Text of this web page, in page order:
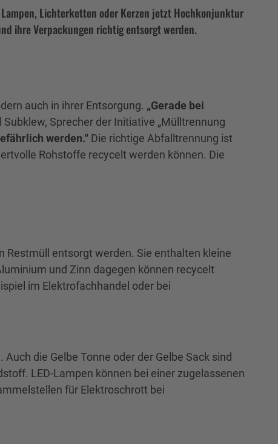
Lichterketten oder Kerzen jetzt Hochkonjunktur
ihre Verpackungen richtig entsorgt werden.
auch in ihrer Entsorgung. „Gerade bei
Subklew, Sprecher der Initiative „Mülltrennung
werden.“ Die richtige Abfalltrennung ist
Rohstoffe recycelt werden können. Die
Restmüll entsorgt werden. Sie enthalten kleine
und Zinn dagegen können recycelt
im Elektrofachhandel oder bei
die Gelbe Tonne oder der Gelbe Sack sind
LED-Lampen können bei einer zugelassenen
für Elektroschrott bei